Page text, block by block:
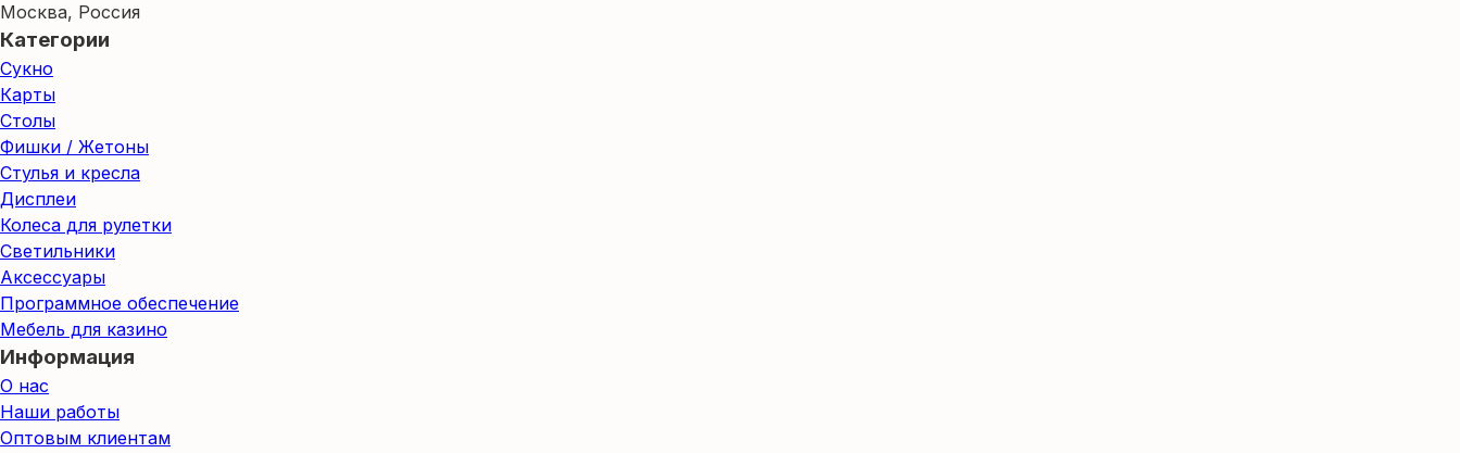
Москва, Россия
Категории
Сукно
Карты
Столы
Фишки / Жетоны
Стулья и кресла
Дисплеи
Колеса для рулетки
Светильники
Аксессуары
Программное обеспечение
Мебель для казино
Информация
О нас
Наши работы
Оптовым клиентам